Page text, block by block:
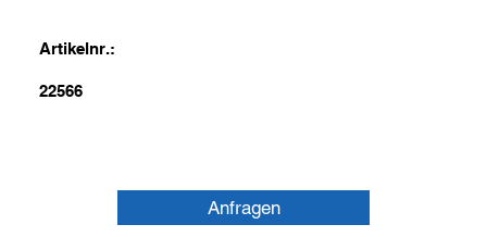
Artikelnr.:
22566
Anfragen